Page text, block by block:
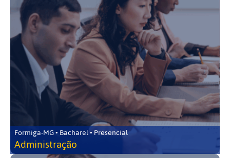
Formiga-MG • Bacharel • Presencial
Administração